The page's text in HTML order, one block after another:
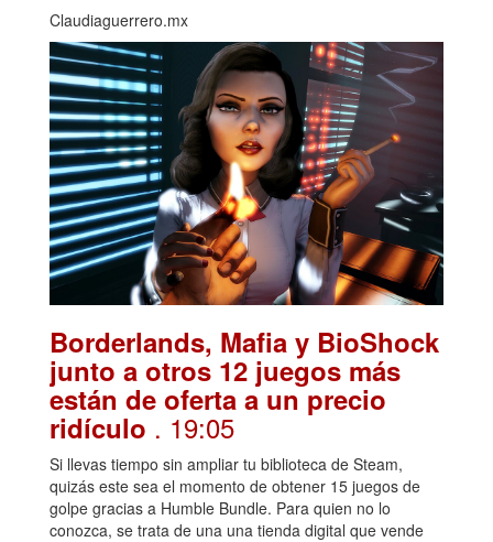
Claudiaguerrero.mx
Borderlands, Mafia y BioShock
junto a otros 12 juegos más
están de oferta a un precio
ridículo . 19:05
Si llevas tiempo sin ampliar tu biblioteca de Steam,
quizás este sea el momento de obtener 15 juegos de
golpe gracias a Humble Bundle. Para quien no lo
conozca, se trata de una una tienda digital que vende